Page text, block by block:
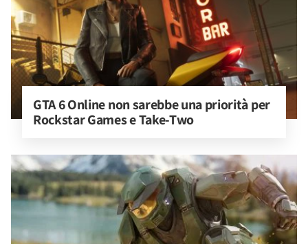
GTA 6 Online non sarebbe una priorità per
Rockstar Games e Take-Two